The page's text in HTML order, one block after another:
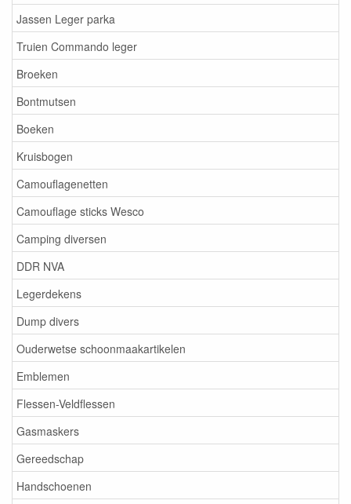
Jassen Leger parka
Truien Commando leger
Broeken
Bontmutsen
Boeken
Kruisbogen
Camouflagenetten
Camouflage sticks Wesco
Camping diversen
DDR NVA
Legerdekens
Dump divers
Ouderwetse schoonmaakartikelen
Emblemen
Flessen-Veldflessen
Gasmaskers
Gereedschap
Handschoenen